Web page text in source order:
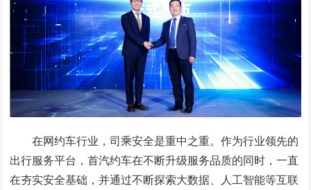
在网约车行业，司乘安全是重中之重。作为行业领先的
出行服务平台，首汽约车在不断升级服务品质的同时，一直
在夯实安全基础，并通过不断探索大数据、人工智能等互联